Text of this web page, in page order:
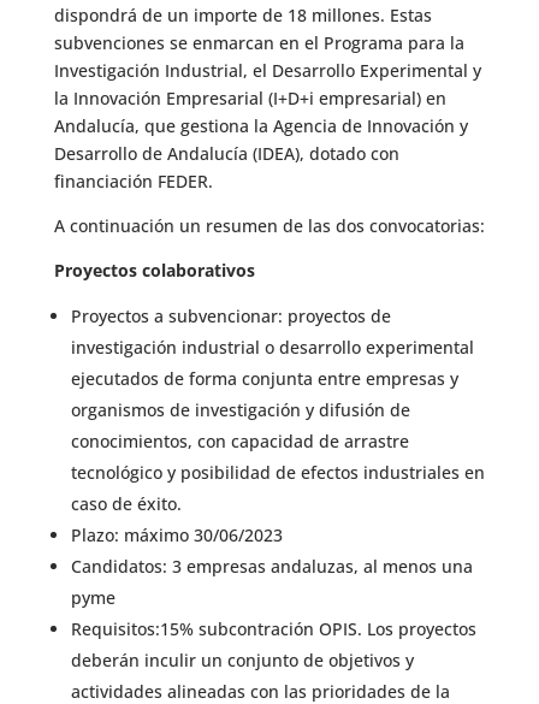
dispondrá de un importe de 18 millones. Estas
subvenciones se enmarcan en el Programa para la
Investigación Industrial, el Desarrollo Experimental y
la Innovación Empresarial (I+D+i empresarial) en
Andalucía, que gestiona la Agencia de Innovación y
Desarrollo de Andalucía (IDEA), dotado con
financiación FEDER.
A continuación un resumen de las dos convocatorias:
Proyectos colaborativos
Proyectos a subvencionar: proyectos de
investigación industrial o desarrollo experimental
ejecutados de forma conjunta entre empresas y
organismos de investigación y difusión de
conocimientos, con capacidad de arrastre
tecnológico y posibilidad de efectos industriales en
caso de éxito.
Plazo: máximo 30/06/2023
Candidatos: 3 empresas andaluzas, al menos una
pyme
Requisitos:15% subcontración OPIS. Los proyectos
deberán inculir un conjunto de objetivos y
actividades alineadas con las prioridades de la